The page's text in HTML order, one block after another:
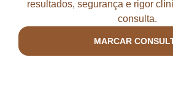
resultados, segurança e rigor
consulta.
MARCAR